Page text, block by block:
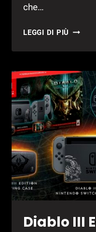
che…
LEGGI DI PIÙ DIABLO
IN
GLI
AMIIBO
PER
LA
Diablo III